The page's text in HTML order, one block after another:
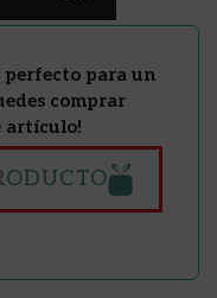
perfecto para un
comprar
artículo!